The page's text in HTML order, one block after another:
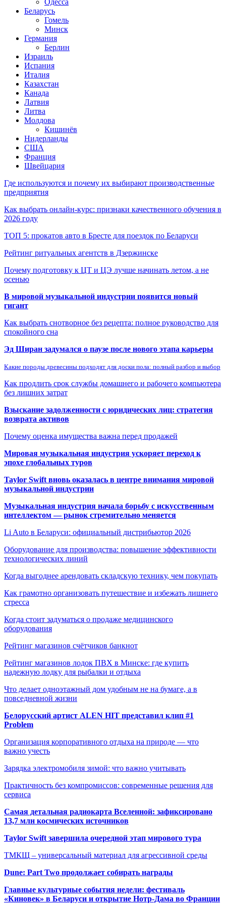
Одесса
Беларусь
Гомель
Минск
Германия
Берлин
Израиль
Испания
Италия
Казахстан
Канада
Латвия
Литва
Молдова
Кишинёв
Нидерланды
США
Франция
Швейцария
Где используются и почему их выбирают производственные
предприятия
Как выбрать онлайн-курс: признаки качественного обучения в
2026 году
ТОП 5: прокатов авто в Бресте для поездок по Беларуси
Рейтинг ритуальных агентств в Дзержинске
Почему подготовку к ЦТ и ЦЭ лучше начинать летом, а не
осенью
В мировой музыкальной индустрии появится новый
гигант
Как выбрать снотворное без рецепта: полное руководство для
спокойного сна
Эд Ширан задумался о паузе после нового этапа карьеры
Какие породы древесины подходят для доски пола: полный разбор и выбор
Как продлить срок службы домашнего и рабочего компьютера
без лишних затрат
Взыскание задолженности с юридических лиц: стратегия
возврата активов
Почему оценка имущества важна перед продажей
Мировая музыкальная индустрия ускоряет переход к
эпохе глобальных туров
Taylor Swift вновь оказалась в центре внимания мировой
музыкальной индустрии
Музыкальная индустрия начала борьбу с искусственным
интеллектом — рынок стремительно меняется
Li Auto в Беларуси: официальный дистрибьютор 2026
Оборудование для производства: повышение эффективности
технологических линий
Когда выгоднее арендовать складскую технику, чем покупать
Как грамотно организовать путешествие и избежать лишнего
стресса
Когда стоит задуматься о продаже медицинского
оборудования
Рейтинг магазинов счётчиков банкнот
Рейтинг магазинов лодок ПВХ в Минске: где купить
надежную лодку для рыбалки и отдыха
Что делает одноэтажный дом удобным не на бумаге, а в
повседневной жизни
Белорусский артист ALEN HIT представил клип #1
Problem
Организация корпоративного отдыха на природе — что
важно учесть
Зарядка электромобиля зимой: что важно учитывать
Практичность без компромиссов: современные решения для
сервиса
Самая детальная радиокарта Вселенной: зафиксировано
13,7 млн космических источников
Taylor Swift завершила очередной этап мирового тура
ТМКЩ – универсальный материал для агрессивной среды
Dune: Part Two продолжает собирать награды
Главные культурные события недели: фестиваль
«Киновек» в Беларуси и открытие Нотр-Дама во Франции